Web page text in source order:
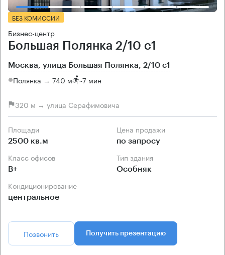
БЕЗ КОМИССИИ
Бизнес-центр
Большая Полянка 2/10 с1
Москва, улица Большая Полянка, 2/10 с1
Полянка → 740 м ~7 мин
320 м → улица Серафимовича
Площади
2500 кв.м
Цена продажи
по запросу
Класс офисов
B+
Тип здания
Особняк
Кондиционирование
центральное
Позвонить Получить презентацию